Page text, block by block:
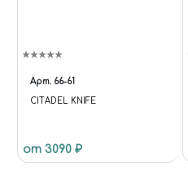
Арт. 66-61
CITADEL KNIFE
от 3090 ₽